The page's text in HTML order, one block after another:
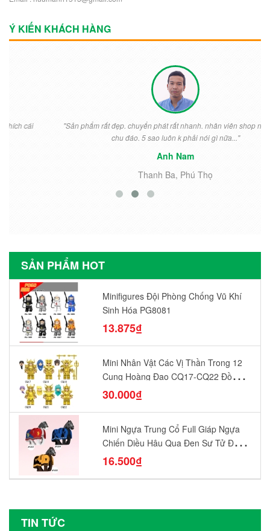
Ý KIẾN KHÁCH HÀNG
"Sản phẩm rất đẹp. chuyển phát rất nhanh. nhân viên shop nhiệt tình
chu đáo. 5 sao luôn k phải nói gì nữa..."
Thanh Ba, Phú Thọ
SẢN PHẨM HOT
Minifigures Đội Phòng Chống Vũ Khí
Sinh Hóa PG8081
13.875₫
Mini Nhân Vật Các Vị Thần Trong 12
Cung Hoàng Đạo CQ17-CQ22 Đồ
Chơi Lắp Ráp Mô Hình Yêu Thích
30.000₫
Mini Ngựa Trung Cổ Full Giáp Ngựa
Chiến Diều Hâu Quạ Đen Sư Tử Đỏ
N1003 - N1005 Đồ Chơi Lắp Ráp Mô
16.500₫
TIN TỨC